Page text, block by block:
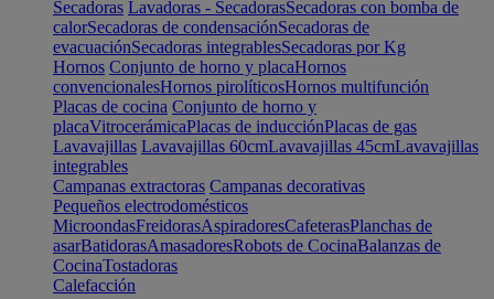
Secadoras Lavadoras - SecadorasSecadoras con bomba de
calorSecadoras de condensaciónSecadoras de
evacuaciónSecadoras integrablesSecadoras por Kg
Hornos Conjunto de horno y placaHornos
convencionalesHornos pirolíticosHornos multifunción
Placas de cocina Conjunto de horno y
placaVitrocerámicaPlacas de inducciónPlacas de gas
Lavavajillas Lavavajillas 60cmLavavajillas 45cmLavavajillas
integrables
Campanas extractoras Campanas decorativas
Pequeños electrodomésticos
MicroondasFreidorasAspiradoresCafeterasPlanchas de
asarBatidorasAmasadoresRobots de CocinaBalanzas de
CocinaTostadoras
Calefacción